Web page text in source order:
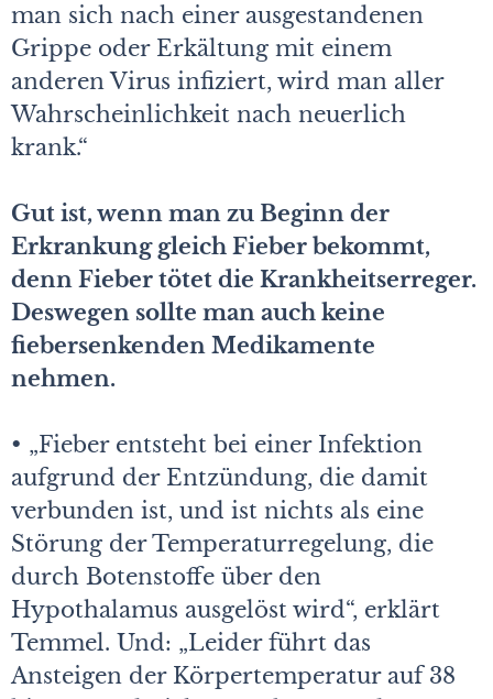
man sich nach einer ausgestandenen
Grippe oder Erkältung mit einem
anderen Virus infiziert, wird man aller
Wahrscheinlichkeit nach neuerlich
krank.“
Gut ist, wenn man zu Beginn der
Erkrankung gleich Fieber bekommt,
denn Fieber tötet die Krankheitserreger.
Deswegen sollte man auch keine
fiebersenkenden Medikamente
nehmen.
• „Fieber entsteht bei einer Infektion
aufgrund der Entzündung, die damit
verbunden ist, und ist nichts als eine
Störung der Temperaturregelung, die
durch Botenstoffe über den
Hypothalamus ausgelöst wird“, erklärt
Temmel. Und: „Leider führt das
Ansteigen der Körpertemperatur auf 38